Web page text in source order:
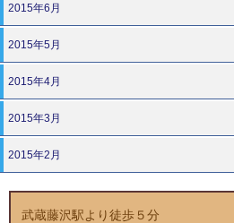
2015年6月
2015年5月
2015年4月
2015年3月
2015年2月
武蔵藤沢駅より徒歩５分